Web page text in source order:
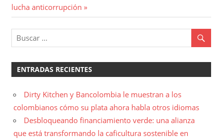
entradas
siguiente:
lucha anticorrupción
ENTRADAS RECIENTES
Dirty Kitchen y Bancolombia le muestran a los
colombianos cómo su plata ahora habla otros idiomas
Desbloqueando financiamiento verde: una alianza
que está transformando la caficultura sostenible en